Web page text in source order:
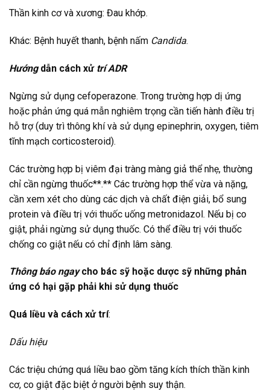
Thần kinh cơ và xương: Đau khớp.
Khác: Bệnh huyết thanh, bệnh nấm Candida.
Hướngdẫn cách xử trí ADR
Ngừng sử dụng cefoperazone. Trong trường hợp dị ứng
hoặc phản ứng quá mẫn nghiêm trọng cần tiến hành điều trị
hỗ trợ (duy trì thông khí và sử dụng epinephrin, oxygen, tiêm
tĩnh mạch corticosteroid).
Các trường hợp bị viêm đại tràng màng giả thể nhẹ, thường
chỉ cần ngừng thuốc**.** Các trường hợp thể vừa và nặng,
cần xem xét cho dùng các dịch và chất điện giải, bổ sung
protein và điều trị với thuốc uống metronidazol. Nếu bị co
giật, phải ngừng sử dụng thuốc. Có thể điều trị với thuốc
chống co giật nếu có chỉ định lâm sàng.
Thông báo ngaycho bác sỹ hoặc dược sỹ những phản
ứng có hại gặp phải khi sử dụng thuốc
Quá liều và cách xử trí:
Dấu hiệu
Các triệu chứng quá liều bao gồm tăng kích thích thần kinh
cơ, co giật đặc biệt ở người bệnh suy thận.